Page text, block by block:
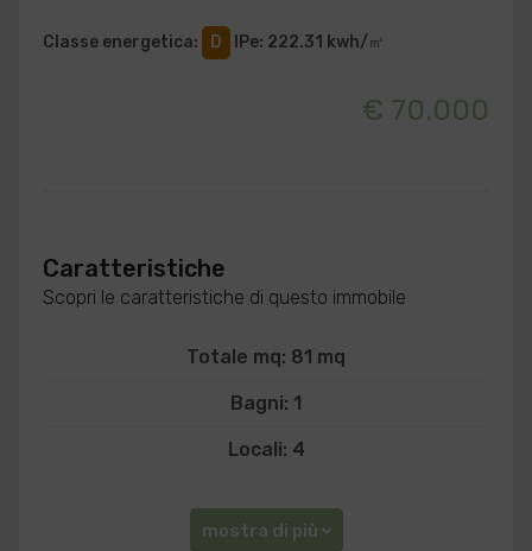
Classe energetica: D IPe: 222.31 kwh/㎥
€ 70.000
Caratteristiche
Scopri le caratteristiche di questo immobile
Totale mq: 81 mq
Bagni: 1
Locali: 4
mostra di più